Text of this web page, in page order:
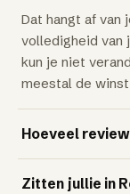
Dat hangt af van
volledigheid van
kun je niet
meestal de
Hoeveel
Zitten jullie in